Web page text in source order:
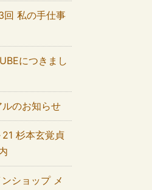
回 私の手仕事
につきまし
のお知らせ
21 杉本玄覚貞
ショップ メ